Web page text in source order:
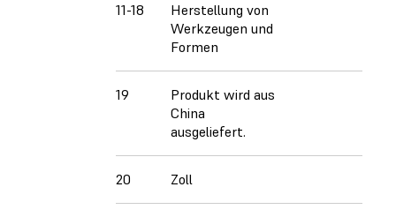
11-18
Herstellung von
Werkzeugen und
Formen
19
Produkt wird aus
China
ausgeliefert.
20 Zoll